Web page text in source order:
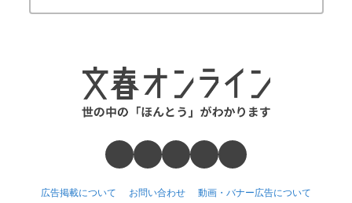
広告掲載について お問い合わせ 動画・バナー広告について